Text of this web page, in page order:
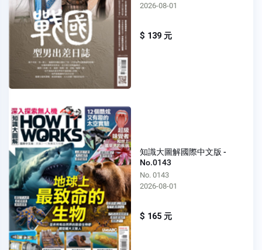
2026-08-01
$ 139 元
知識大圖解國際中文版 -
No.0143
No. 0143
2026-08-01
$ 165 元